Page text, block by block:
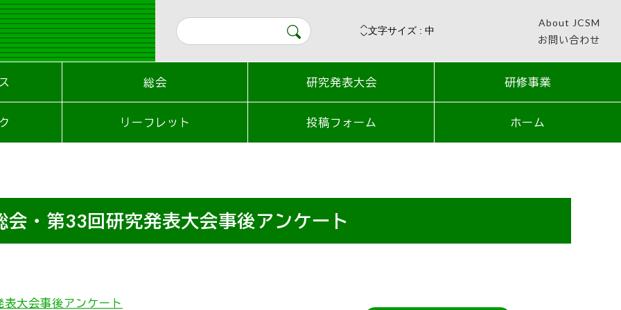
About JCSM
お問い合わせ
総会 研究発表大会 研修事業
リーフレット 投稿フォーム ホーム
・第33回研究発表大会事後アンケート
大会事後アンケート